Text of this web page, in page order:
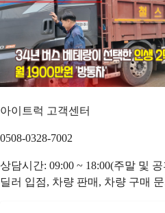
아이트럭 고객센터
0508-0328-7002
상담시간: 09:00 ~ 18:00(주말 및
딜러 입점, 차량 판매, 차량 구매